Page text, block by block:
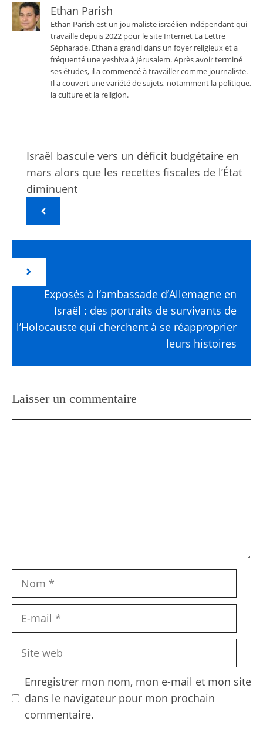
Ethan Parish
Ethan Parish est un journaliste israélien indépendant qui
travaille depuis 2022 pour le site Internet La Lettre
Sépharade. Ethan a grandi dans un foyer religieux et a
fréquenté une yeshiva à Jérusalem. Après avoir terminé
ses études, il a commencé à travailler comme journaliste.
Il a couvert une variété de sujets, notamment la politique,
la culture et la religion.
Israël bascule vers un déficit budgétaire en
mars alors que les recettes fiscales de l’État
diminuent
Exposés à l’ambassade d’Allemagne en
Israël : des portraits de survivants de
l’Holocauste qui cherchent à se réapproprier
leurs histoires
Laisser un commentaire
Nom
Site
Enregistrer mon nom, mon e-mail et mon site
dans le navigateur pour mon prochain
commentaire.